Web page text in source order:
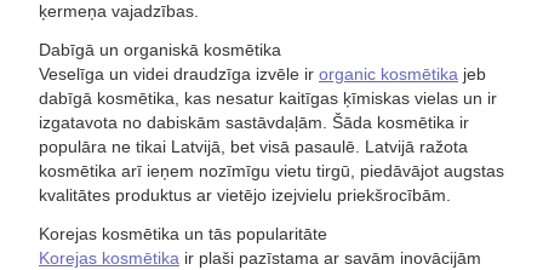
ķermeņa vajadzības.
Dabīgā un organiskā kosmētika
Veselīga un videi draudzīga izvēle ir organic kosmētika jeb
dabīgā kosmētika, kas nesatur kaitīgas ķīmiskas vielas un ir
izgatavota no dabiskām sastāvdaļām. Šāda kosmētika ir
populāra ne tikai Latvijā, bet visā pasaulē. Latvijā ražota
kosmētika arī ieņem nozīmīgu vietu tirgū, piedāvājot augstas
kvalitātes produktus ar vietējo izejvielu priekšrocībām.
Korejas kosmētika un tās popularitāte
Korejas kosmētika ir plaši pazīstama ar savām inovācijām